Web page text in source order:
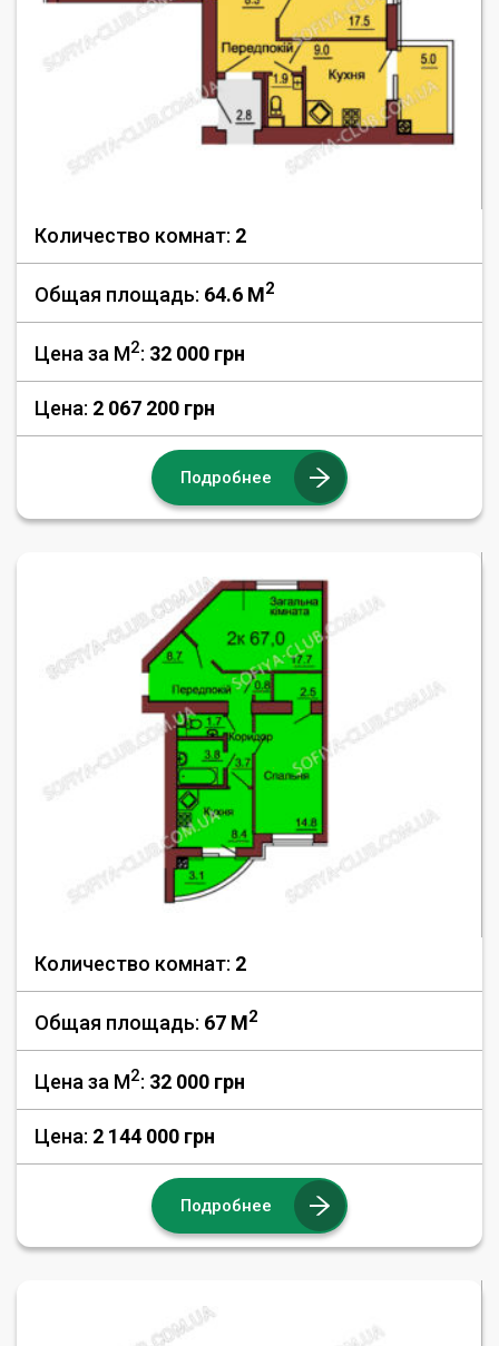
Количество комнат: 2
Общая площадь: 64.6 M2
Цена за М2: 32 000 грн
Цена: 2 067 200 грн
Подробнее
Количество комнат: 2
Общая площадь: 67 M2
Цена за М2: 32 000 грн
Цена: 2 144 000 грн
Подробнее